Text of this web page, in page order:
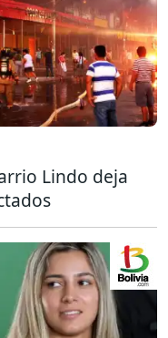
Lindo deja